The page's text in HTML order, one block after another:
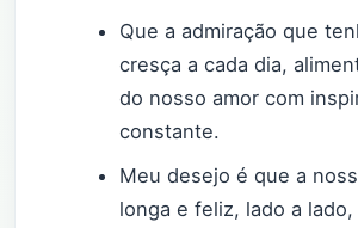
Que a admiração que
cresça a cada dia,
do nosso amor com
constante.
Meu desejo é que a
longa e feliz, lado a